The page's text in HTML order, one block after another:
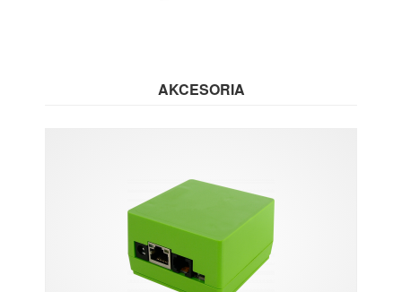
AKCESORIA